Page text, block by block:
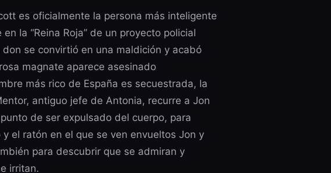
es oficialmente la persona más inteligente
la “Reina Roja” de un proyecto policial
se convirtió en una maldición y acabó
magnate aparece asesinado
más rico de España es secuestrada, la
antiguo jefe de Antonia, recurre a Jon
de ser expulsado del cuerpo, para
el ratón en el que se ven envueltos Jon y
para descubrir que se admiran y
irritan.